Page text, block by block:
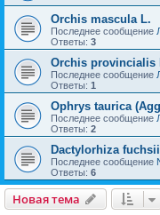
Orchis mascula L.
Последнее сообщение
Ответы: 3
Orchis provincialis
Последнее сообщение
Ответы: 1
Ophrys taurica
Последнее сообщение
Ответы: 2
Dactylorhiza
Последнее сообщение
Ответы: 6
Новая тема